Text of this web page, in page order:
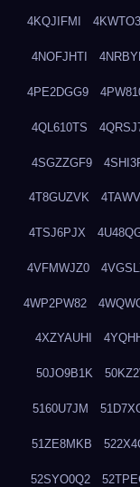
4KQJIFMI
4NOFJHTI
4PE2DGG9
4QL610TS
4SGZZGF9
4T8GUZVK
4TSJ6PJX
4VFMWJZ0
4WP2PW82
4XZYAUHI
50JO9B1K
5160U7JM
51ZE8MKB
52SYO0Q2